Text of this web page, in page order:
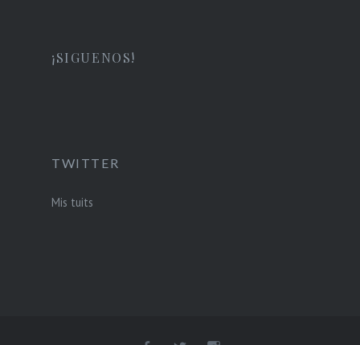
¡SIGUENOS!
TWITTER
Mis tuits